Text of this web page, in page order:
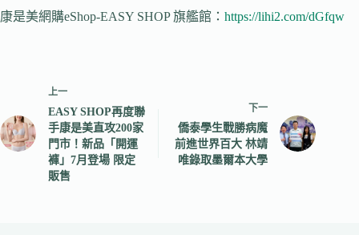
康是美網購eShop-EASY SHOP 旗艦館： https://lihi2.com/dGfqw
上一
EASY SHOP再度聯
手康是美直攻200家
門市！新品「開運
褲」7月登場 限定
販售
下一
僑泰學生戰勝病魔
前進世界百大 林靖
唯錄取墨爾本大學